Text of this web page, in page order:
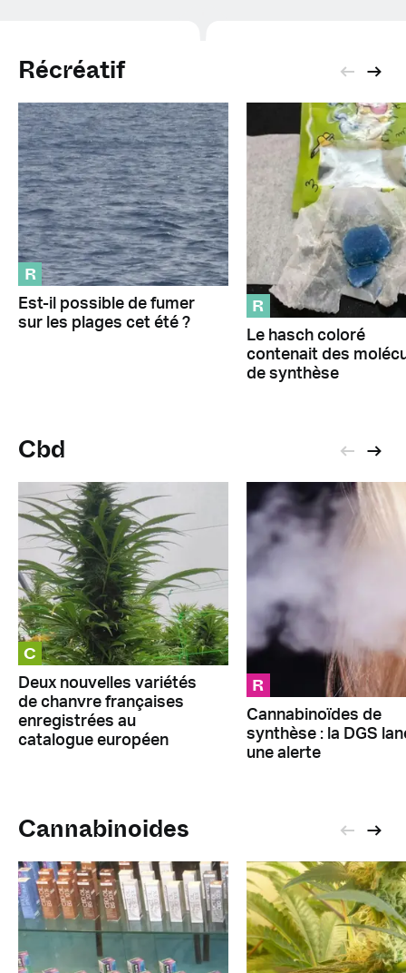
Récréatif
R
Est-il possible de fumer
sur les plages cet été ?
R
Le hasch coloré
contenait des
de synthèse
Cbd
C
Deux nouvelles variétés
de chanvre françaises
enregistrées au
catalogue européen
R
Cannabinoïdes de
synthèse : la DGS
une alerte
Cannabinoides